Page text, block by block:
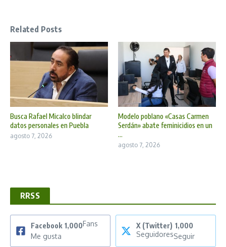
Related Posts
Busca Rafael Micalco blindar
datos personales en Puebla
agosto 7, 2026
Modelo poblano «Casas Carmen
Serdán» abate feminicidios en un
...
agosto 7, 2026
RRSS
Facebook 1,000Fans
Me gusta
X (Twitter) 1,000
SeguidoresSeguir